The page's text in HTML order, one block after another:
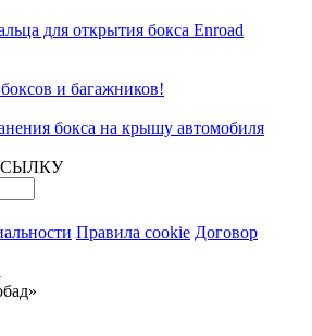
для открытия бокса Enroad
и багажников!
бокса на крышу автомобиля
Правила cookie Договор